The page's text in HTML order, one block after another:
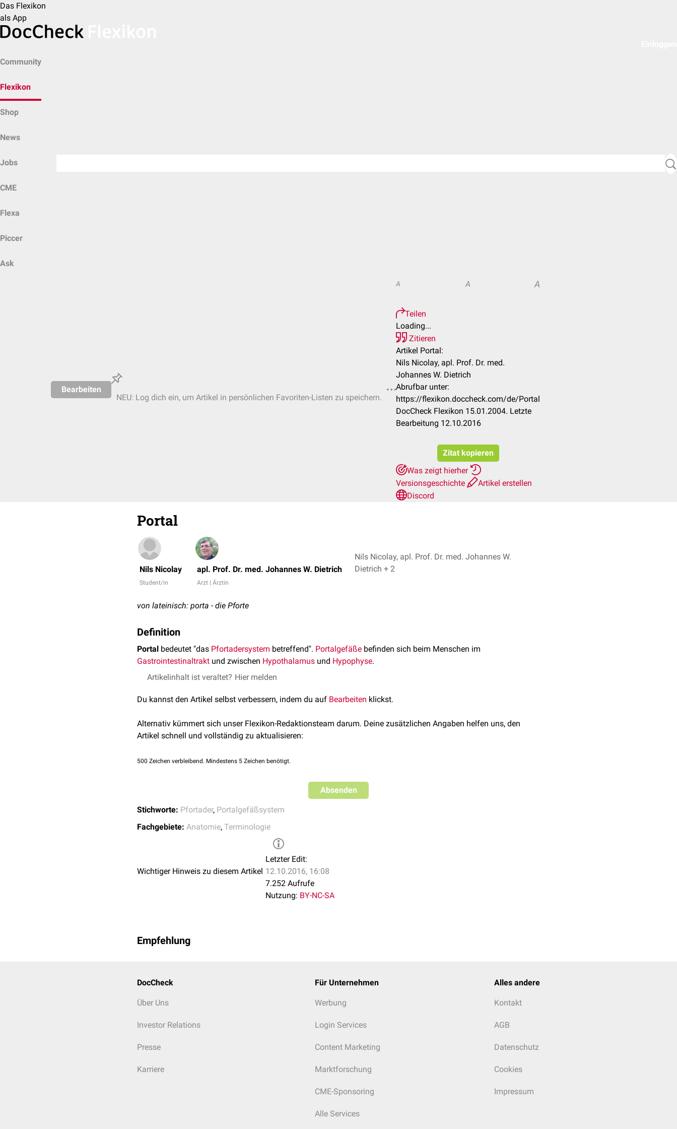
Das Flexikon
als App
Community
Flexikon
Shop
News
Jobs
CME
Flexa
Piccer
Ask
Bearbeiten
NEU: Log dich ein, um Artikel in persönlichen Favoriten-Listen zu speichern.
A A A
Teilen
Loading...
Zitieren
Artikel Portal:
Nils Nicolay, apl. Prof. Dr. med.
Johannes W. Dietrich
Abrufbar unter:
https://flexikon.doccheck.com/de/Portal
DocCheck Flexikon 15.01.2004. Letzte
Bearbeitung 12.10.2016
Zitat kopieren
Was zeigt hierher
Versionsgeschichte
Artikel erstellen
Discord
Portal
Nils Nicolay
Student/in
apl. Prof. Dr. med. Johannes W. Dietrich
Arzt | Ärztin
Nils Nicolay, apl. Prof. Dr. med. Johannes W.
Dietrich + 2
von lateinisch: porta - die Pforte
Definition
Portal bedeutet "das Pfortadersystem betreffend". Portalgefäße befinden sich beim Menschen im
Gastrointestinaltrakt und zwischen Hypothalamus und Hypophyse.
Artikelinhalt ist veraltet? Hier melden
Du kannst den Artikel selbst verbessern, indem du auf Bearbeiten klickst.
Alternativ kümmert sich unser Flexikon-Redaktionsteam darum. Deine zusätzlichen Angaben helfen uns, den
Artikel schnell und vollständig zu aktualisieren:
500 Zeichen verbleibend. Mindestens 5 Zeichen benötigt.
Absenden
Stichworte: Pfortader, Portalgefäßsystem
Fachgebiete: Anatomie, Terminologie
Wichtiger Hinweis zu diesem Artikel
Letzter Edit:
12.10.2016, 16:08
7.252 Aufrufe
Nutzung: BY-NC-SA
Empfehlung
DocCheck
Über Uns
Investor Relations
Presse
Karriere
Für Unternehmen
Werbung
Login Services
Content Marketing
Marktforschung
CME-Sponsoring
Alle Services
Alles andere
Kontakt
AGB
Datenschutz
Cookies
Impressum